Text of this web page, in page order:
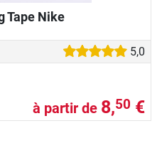
Tape Nike
5,0
à partir de 8,50 €